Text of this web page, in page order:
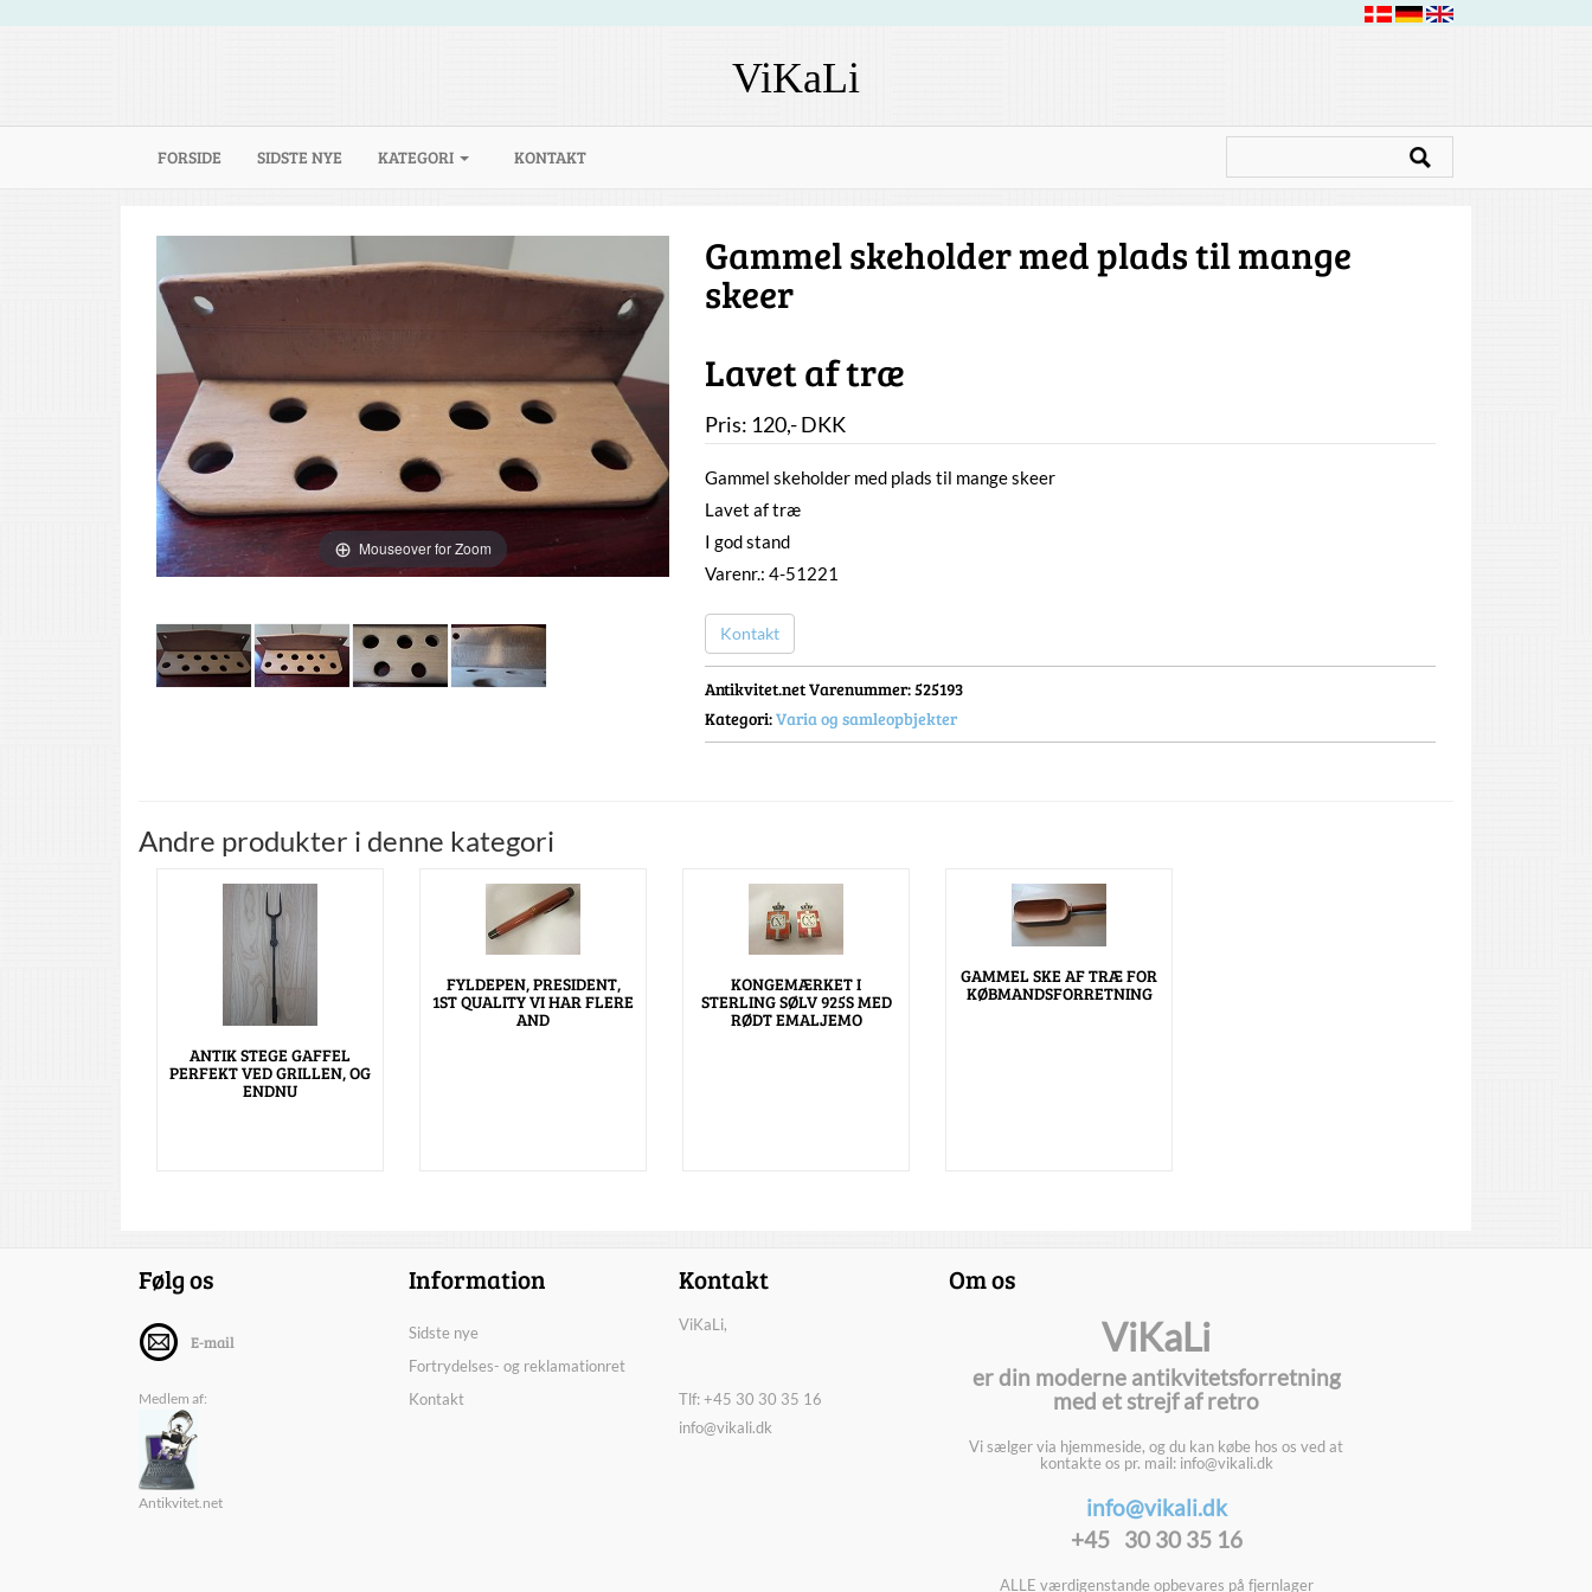
ViKaLi
FORSIDE (CURRENT)
SIDSTE NYE KATEGORI KONTAKT
Mouseover for Zoom
Gammel skeholder med plads til mange
skeer
Lavet af træ
Pris: 120,-DKK
Gammel skeholder med plads til mange skeer
Lavet af træ
I god stand
Varenr.: 4-51221
Kontakt
Antikvitet.net Varenummer: 525193
Kategori:Varia og samleopbjekter
Andre produkter i denne kategori
ANTIK STEGE GAFFEL
PERFEKT VED GRILLEN, OG
ENDNU
FYLDEPEN, PRESIDENT,
1ST QUALITY VI HAR FLERE
AND
KONGEMÆRKET I
STERLING SØLV 925S MED
RØDT EMALJEMO
GAMMEL SKE AF TRÆ FOR
KØBMANDSFORRETNING
Følg os
E-mail
Medlem af:
Antikvitet.net
Information
Sidste nye
Fortrydelses- og reklamationret
Kontakt
Kontakt
ViKaLi,
Tlf: +45 30 30 35 16
info@vikali.dk
Om os
ViKaLi
er din moderne antikvitetsforretning
med et strejf af retro
Vi sælger via hjemmeside, og du kan købe hos os ved at
kontakte os pr. mail: info@vikali.dk
info@vikali.dk
+45 30 30 35 16
ALLE værdigenstande opbevares på fjernlager